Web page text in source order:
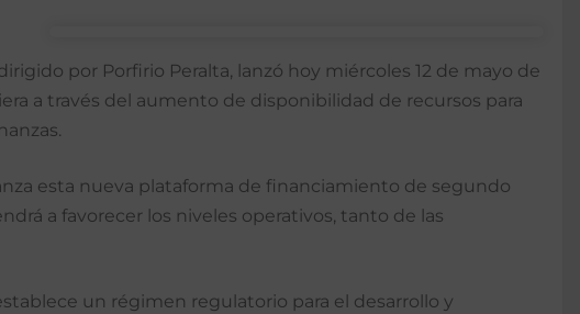
por Porfirio Peralta, lanzó hoy miércoles 12 de mayo de
a través del aumento de disponibilidad de recursos para
esta nueva plataforma de financiamiento de segundo
a favorecer los niveles operativos, tanto de las
un régimen regulatorio para el desarrollo y